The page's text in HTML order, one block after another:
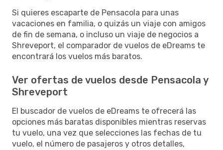
Si quieres escaparte de Pensacola para unas
vacaciones en familia, o quizás un viaje con amigos
de fin de semana, o incluso un viaje de negocios a
Shreveport, el comparador de vuelos de eDreams te
encontrará los vuelos más baratos.
Ver ofertas de vuelos desde Pensacola y
Shreveport
El buscador de vuelos de eDreams te ofrecerá las
opciones más baratas disponibles mientras reservas
tu vuelo, una vez que selecciones las fechas de tu
vuelo, el número de pasajeros y otros detalles,